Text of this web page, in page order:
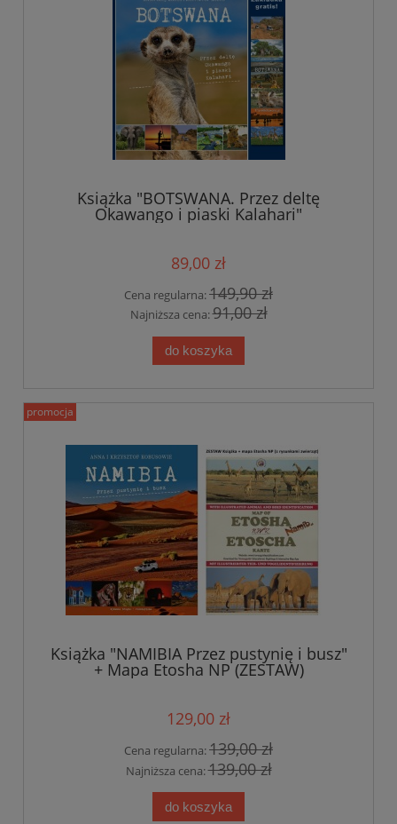
Książka "BOTSWANA. Przez deltę
Okawango i piaski Kalahari"
89,00 zł
Cena regularna:149,90 zł
Najniższa cena:91,00 zł
do koszyka
Książka "NAMIBIA Przez pustynię i busz"
+ Mapa Etosha NP (ZESTAW)
129,00 zł
Cena regularna:139,00 zł
Najniższa cena:139,00 zł
do koszyka
promocja